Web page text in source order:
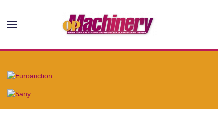
Skip to main content